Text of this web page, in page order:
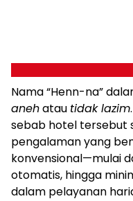
Nama “Henn-na”
anehatau tidak lazim
sebab hotel tersebut
pengalaman yang
konvensional—mulai
otomatis, hingga
dalam pelayanan